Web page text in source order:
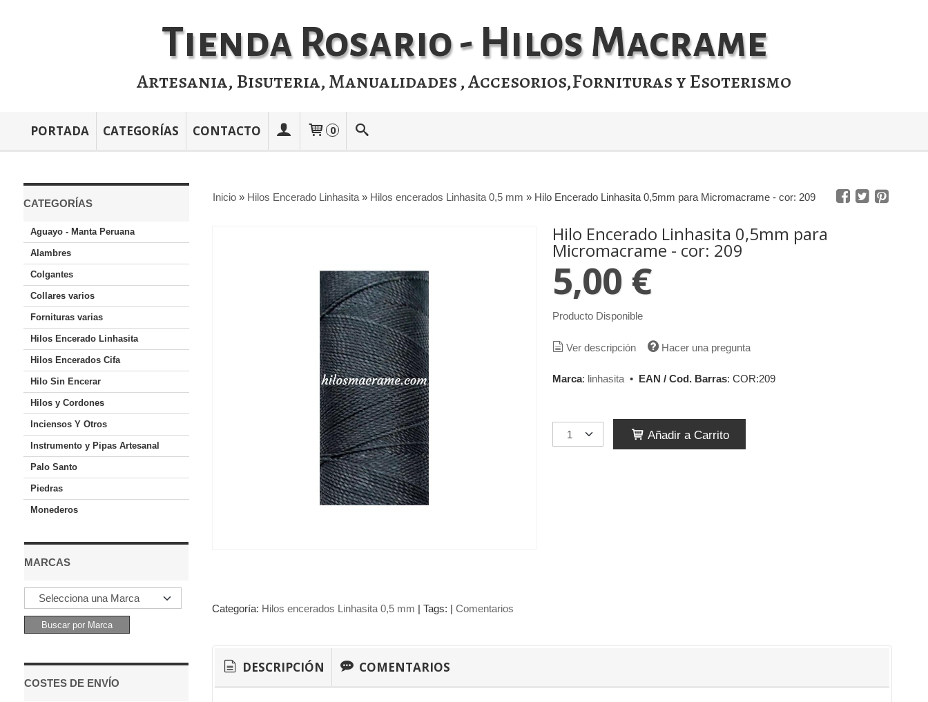
Tienda Rosario - Hilos Macrame
Artesania, Bisuteria, Manualidades , Accesorios,Fornituras y Esoterismo
PORTADA CATEGORÍAS CONTACTO 0
CATEGORÍAS
Aguayo - Manta Peruana
Alambres
Colgantes
Collares varios
Fornituras varias
Hilos Encerado Linhasita
Hilos Encerados Cifa
Hilo Sin Encerar
Hilos y Cordones
Inciensos Y Otros
Instrumento y Pipas Artesanal
Palo Santo
Piedras
Monederos
MARCAS
COSTES DE ENVÍO
Inicio» Hilos Encerado Linhasita» Hilos encerados Linhasita 0,5 mm » Hilo Encerado Linhasita 0,5mm para Micromacrame - cor: 209
Hilo Encerado Linhasita 0,5mm para
Micromacrame - cor: 209
5,00 €
Producto Disponible
Ver descripción Hacer una pregunta
Marca: linhasita• EAN / Cod. Barras: COR:209
Añadir a Carrito
Categoría: Hilos encerados Linhasita 0,5 mm | Tags: | Comentarios
DESCRIPCIÓN COMENTARIOS